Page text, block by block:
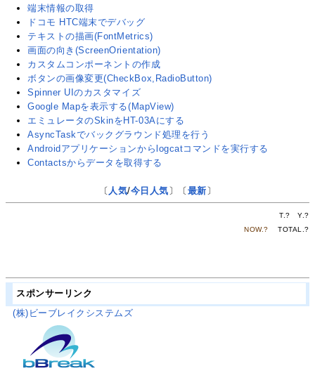
端末情報の取得
ドコモ HTC端末でデバッグ
テキストの描画(FontMetrics)
画面の向き(ScreenOrientation)
カスタムコンポーネントの作成
ボタンの画像変更(CheckBox,RadioButton)
Spinner UIのカスタマイズ
Google Mapを表示する(MapView)
エミュレータのSkinをHT-03Aにする
AsyncTaskでバックグラウンド処理を行う
Androidアプリケーションからlogcatコマンドを実行する
Contactsからデータを取得する
〔 人気/今日人気 〕〔 最新 〕
T.? Y.?
NOW.? TOTAL.?
スポンサーリンク
(株)ビーブレイクシステムズ